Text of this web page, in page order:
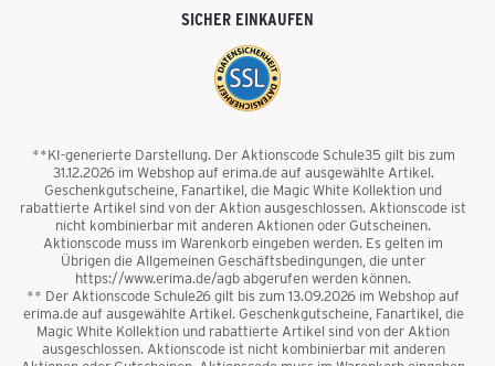
SICHER EINKAUFEN
**KI-generierte Darstellung. Der Aktionscode Schule35 gilt bis zum
31.12.2026 im Webshop auf erima.de auf ausgewählte Artikel.
Geschenkgutscheine, Fanartikel, die Magic White Kollektion und
rabattierte Artikel sind von der Aktion ausgeschlossen. Aktionscode ist
nicht kombinierbar mit anderen Aktionen oder Gutscheinen.
Aktionscode muss im Warenkorb eingeben werden. Es gelten im
Übrigen die Allgemeinen Geschäftsbedingungen, die unter
https://www.erima.de/agb abgerufen werden können.
** Der Aktionscode Schule26 gilt bis zum 13.09.2026 im Webshop auf
erima.de auf ausgewählte Artikel. Geschenkgutscheine, Fanartikel, die
Magic White Kollektion und rabattierte Artikel sind von der Aktion
ausgeschlossen. Aktionscode ist nicht kombinierbar mit anderen